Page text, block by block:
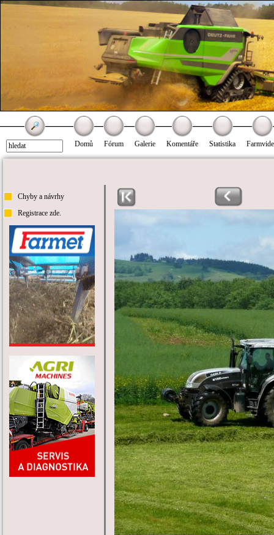
Domů Fórum Galerie Komentáře Statistika
Chyby a návrhy
Registrace zde.